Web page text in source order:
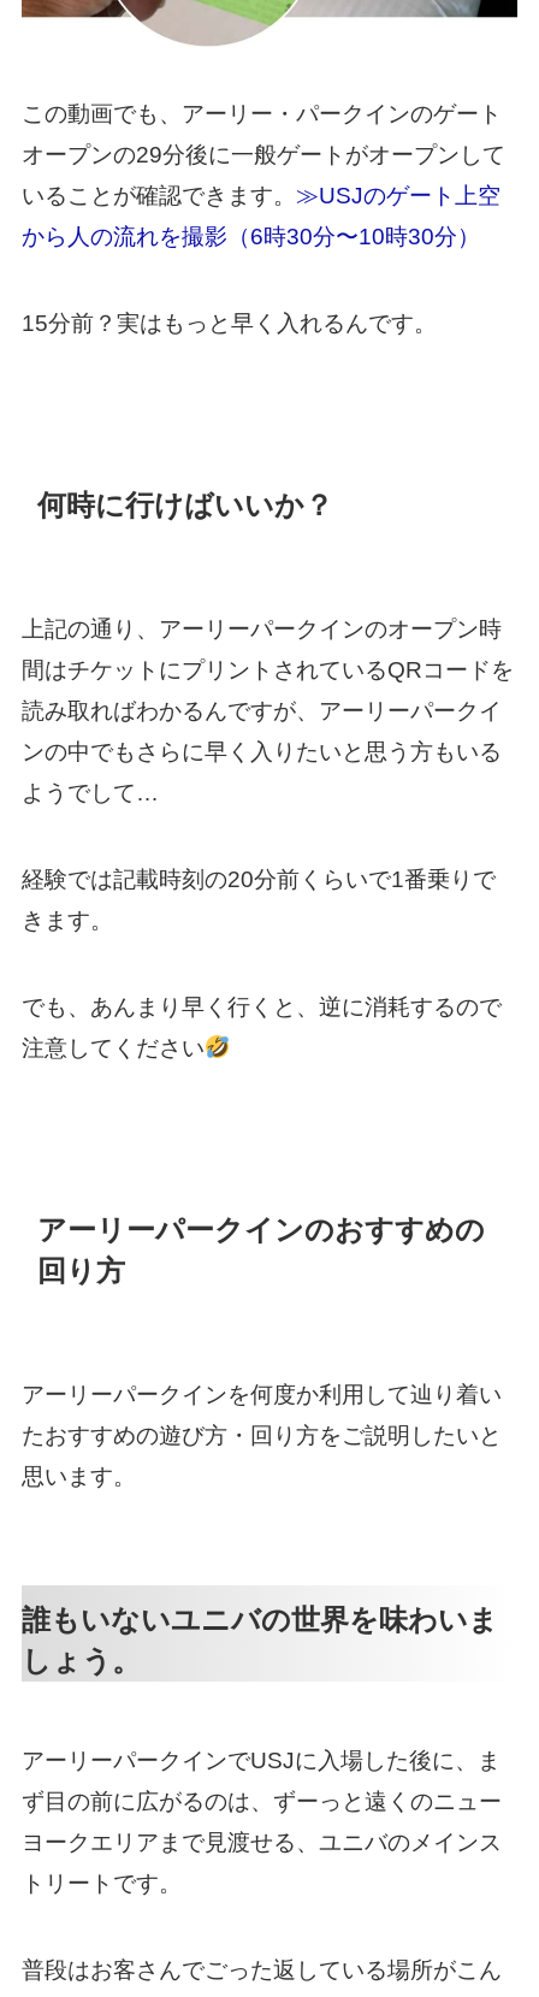
この動画でも、アーリー・パークインのゲート
オープンの29分後に一般ゲートがオープンして
いることが確認できます。 ≫USJのゲート上空
から人の流れを撮影（6時30分〜10時30分）
15分前？実はもっと早く入れるんです。
何時に行けばいいか？
上記の通り、アーリーパークインのオープン時
間はチケットにプリントされているQRコードを
読み取ればわかるんですが、アーリーパークイ
ンの中でもさらに早く入りたいと思う方もいる
ようでして…
経験では記載時刻の20分前くらいで1番乗りで
きます。
でも、あんまり早く行くと、逆に消耗するので
注意してください
アーリーパークインのおすすめの
回り方
アーリーパークインを何度か利用して辿り着い
たおすすめの遊び方・回り方をご説明したいと
思います。
誰もいないユニバの世界を味わいま
しょう。
アーリーパークインでUSJに入場した後に、ま
ず目の前に広がるのは、ずーっと遠くのニュー
ヨークエリアまで見渡せる、ユニバのメインス
トリートです。
普段はお客さんでごった返している場所がこん